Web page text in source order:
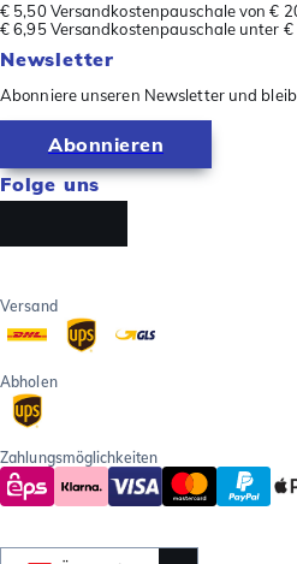
€ 5,50 Versandkostenpauschale von €
€ 6,95 Versandkostenpauschale unter
Newsletter
Abonniere unseren Newsletter und
Abonnieren
Folge uns
Versand
Abholen
Zahlungsmöglichkeiten